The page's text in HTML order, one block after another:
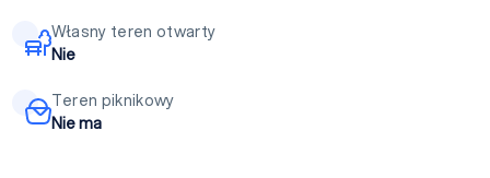
Własny teren otwarty
Nie
Teren piknikowy
Nie ma